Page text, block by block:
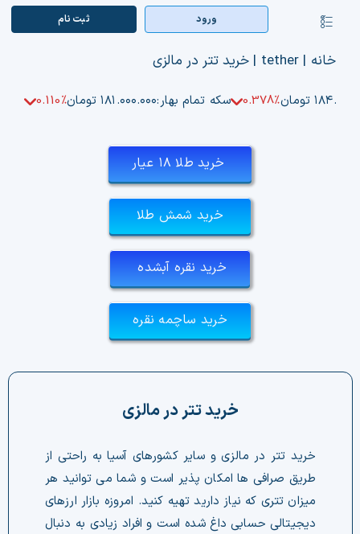
content
کنترلر
صفحه‌بندی
صفحه اصلی
بازار ارزها
تابلوخوانی ارزهای دیجیتال
کارمزد
تماس با ما
ورود ثبت‌ نام
خانه |
tether
| خرید تتر در مالزی
تومان 0.378% سکه تمام بهار:۱۸۱.۰۰۰.۰۰۰ تومان 0.110%
خرید طلا ۱۸ عیار
خرید شمش طلا
خرید نقره آبشده
خرید ساچمه نقره
خرید تتر در مالزی
خرید تتر در مالزی و سایر کشورهای آسیا به راحتی از
طریق صرافی ها امکان پذیر است و شما می توانید هر
میزان تتری که نیاز دارید تهیه کنید. امروزه بازار ارزهای
دیجیتالی حسابی داغ شده است و افراد زیادی به دنبال